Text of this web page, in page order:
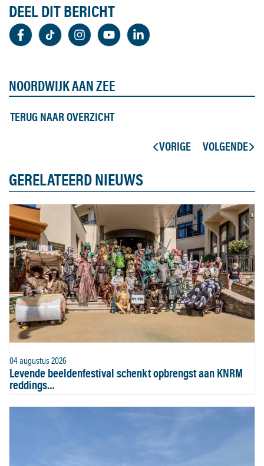
DEEL DIT BERICHT
NOORDWIJK AAN ZEE
TERUG NAAR OVERZICHT
VORIGE
VOLGENDE
GERELATEERD NIEUWS
04 augustus 2026
Levende beeldenfestival schenkt opbrengst aan KNRM
reddings…